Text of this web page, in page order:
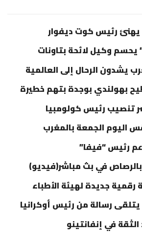
يهنئ رئيس كوت ديفوار
يحسم وكيل لائحة بتاونات
يشدون الرحال إلى العالمية
بهولندي بوجدة بتهم خطيرة
تنصيب رئيس كولومبيا
اليوم الجمعة بالمغرب
رئيس “فيفا”
في بث مباشر(فيديو)
جديدة لهيئة الأطباء
يتلقى رسالة من رئيس أوكرانيا
في إنفانتينو